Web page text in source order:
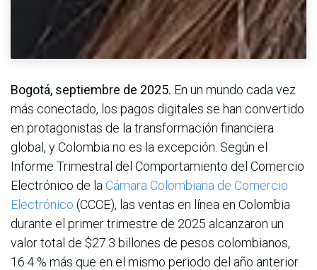
Bogotá, septiembre de 2025. En un mundo cada vez
más conectado, los pagos digitales se han convertido
en protagonistas de la transformación financiera
global, y Colombia no es la excepción. Según el
Informe Trimestral del Comportamiento del Comercio
Electrónico de la Cámara Colombiana de Comercio
Electrónico (CCCE), las ventas en línea en Colombia
durante el primer trimestre de 2025 alcanzaron un
valor total de $27.3 billones de pesos colombianos,
16.4 % más que en el mismo periodo del año anterior.